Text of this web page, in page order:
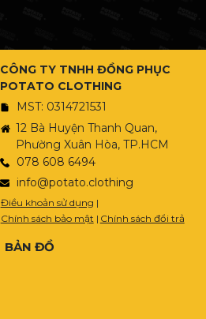
CÔNG TY TNHH ĐỒNG PHỤC
POTATO CLOTHING
MST: 0314721531
12 Bà Huyện Thanh Quan,
Phường Xuân Hòa, TP.HCM
078 608 6494
info@potato.clothing
Điều khoản sử dụng |
Chính sách bảo mật | Chính sách đổi trả
BẢN ĐỒ